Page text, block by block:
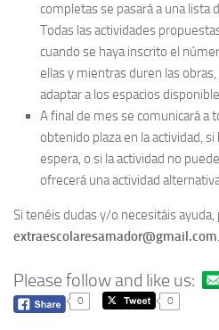
completas se pasará a una lista
Todas las actividades
cuando se haya inscrito el
ellas y mientras duren las
adaptar a los espacios
A final de mes se comunicará a
obtenido plaza en la actividad,
espera, o si la actividad no
ofrecerá una actividad
Si tenéis dudas y/o necesitáis ayuda,
extraescolaresamador@gmail.com.
Please follow and like us:
0
0